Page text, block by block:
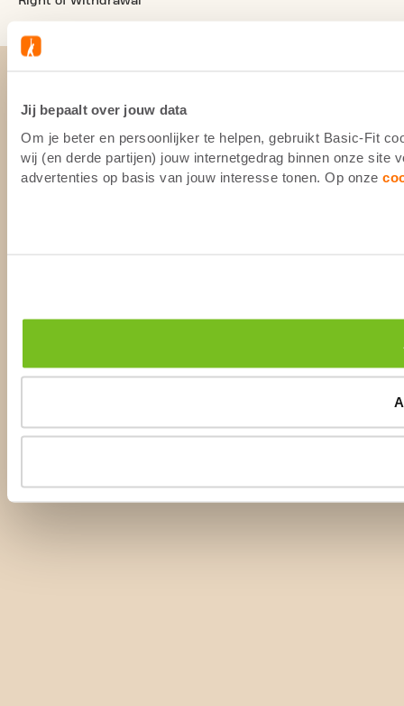
Jij bepaalt over jouw data
Om je beter en persoonlijker te helpen, gebruikt Basic-Fit
wij (en derde partijen) jouw internetgedrag binnen onze site
advertenties op basis van jouw interesse tonen. Op onze